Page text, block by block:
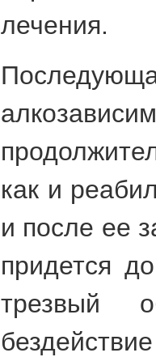
лечения.
как и
и после ее
придется
трезвый